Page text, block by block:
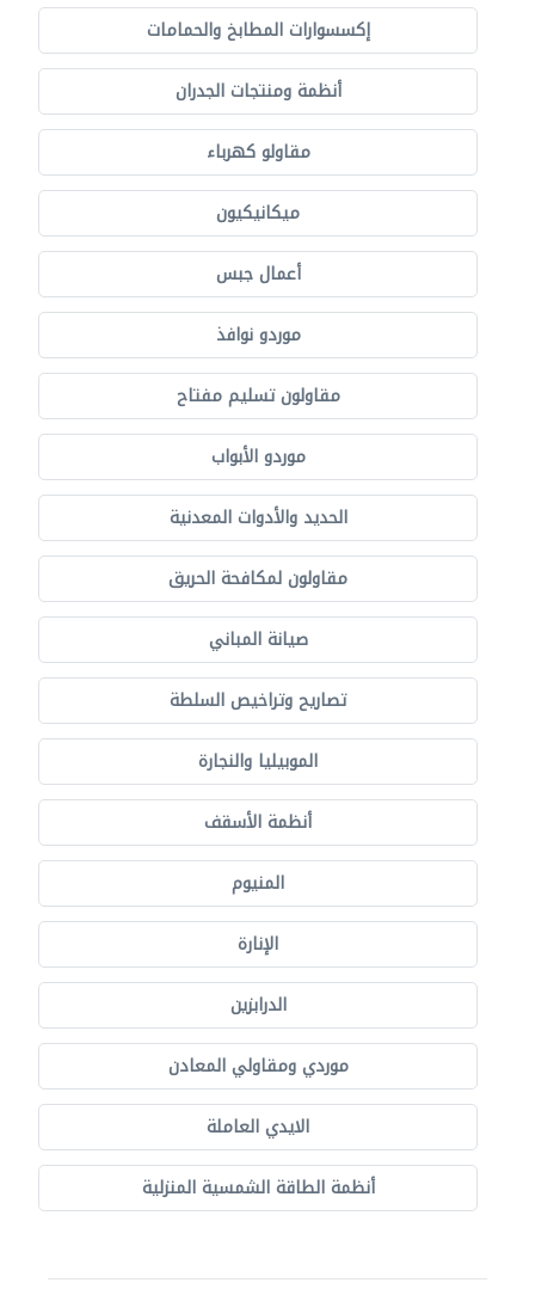
إكسسوارات المطابخ والحمامات
أنظمة ومنتجات الجدران
مقاولو كهرباء
ميكانيكيون
أعمال جبس
موردو نوافذ
مقاولون تسليم مفتاح
موردو الأبواب
الحديد والأدوات المعدنية
مقاولون لمكافحة الحريق
صيانة المباني
تصاريح وتراخيص السلطة
الموبيليا والنجارة
أنظمة الأسقف
المنيوم
الإنارة
الدرابزين
موردي ومقاولي المعادن
الايدي العاملة
أنظمة الطاقة الشمسية المنزلية